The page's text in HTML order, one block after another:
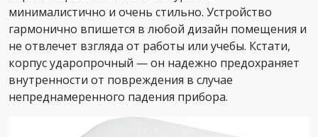
минималистично и очень стильно. Устройство
гармонично впишется в любой дизайн помещения и
не отвлечет взгляда от работы или учебы. Кстати,
корпус ударопрочный — он надежно предохраняет
внутренности от повреждения в случае
непреднамеренного падения прибора.